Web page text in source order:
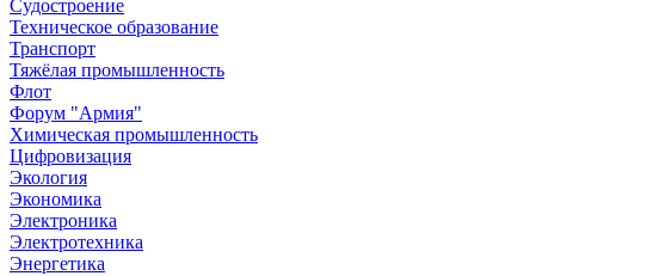
Судостроение
Техническое образование
Транспорт
Тяжёлая промышленность
Флот
Форум "Армия"
Химическая промышленность
Цифровизация
Экология
Экономика
Электроника
Электротехника
Энергетика